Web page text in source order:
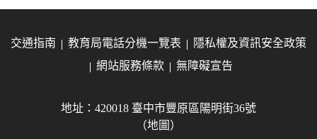
交通指南 教育局電話分機一覽表
隱私權及資訊安全政策
網站服務條款
無障礙宣告
地址：420018 臺中市豐原區陽明街36號
（地圖）